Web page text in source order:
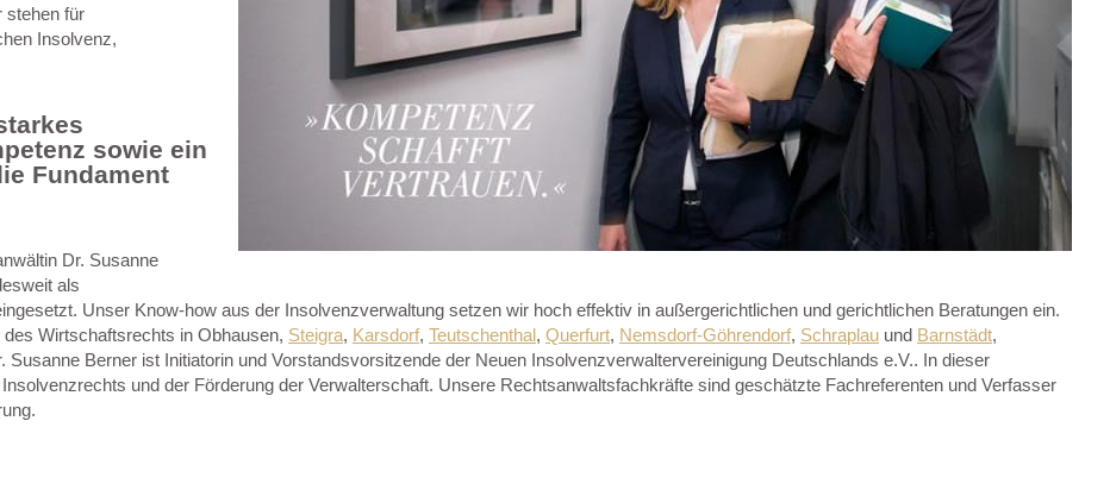
stehen für
Insolvenz,
sowie ein
Fundament
Dr. Susanne
als
Unser Know-how aus der Insolvenzverwaltung setzen wir hoch effektiv in außergerichtlichen und gerichtlichen Beratungen ein.
Wirtschaftsrechts in Obhausen, Steigra, Karsdorf, Teutschenthal, Querfurt, Nemsdorf-Göhrendorf, Schraplau und Barnstädt,
Susanne Berner ist Initiatorin und Vorstandsvorsitzende der Neuen Insolvenzverwaltervereinigung Deutschlands e.V.. In dieser
und der Förderung der Verwalterschaft. Unsere Rechtsanwaltsfachkräfte sind geschätzte Fachreferenten und Verfasser